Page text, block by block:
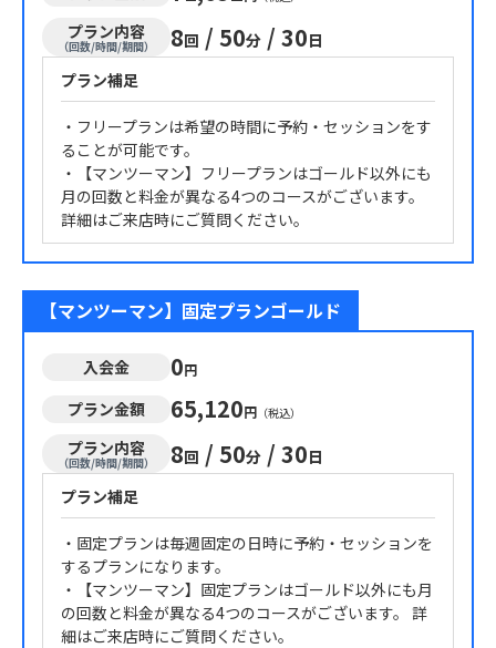
プラン内容
（回数/時間/期間） 8回 / 50分 / 30日
プラン補足
・フリープランは希望の時間に予約・セッションをす
ることが可能です。
・【マンツーマン】フリープランはゴールド以外にも
月の回数と料金が異なる4つのコースがございます。
詳細はご来店時にご質問ください。
【マンツーマン】固定プランゴールド
入会金 0円
プラン金額 65,120円 （税込）
プラン内容
（回数/時間/期間） 8回 / 50分 / 30日
プラン補足
・固定プランは毎週固定の日時に予約・セッションを
するプランになります。
・【マンツーマン】固定プランはゴールド以外にも月
の回数と料金が異なる4つのコースがございます。 詳
細はご来店時にご質問ください。